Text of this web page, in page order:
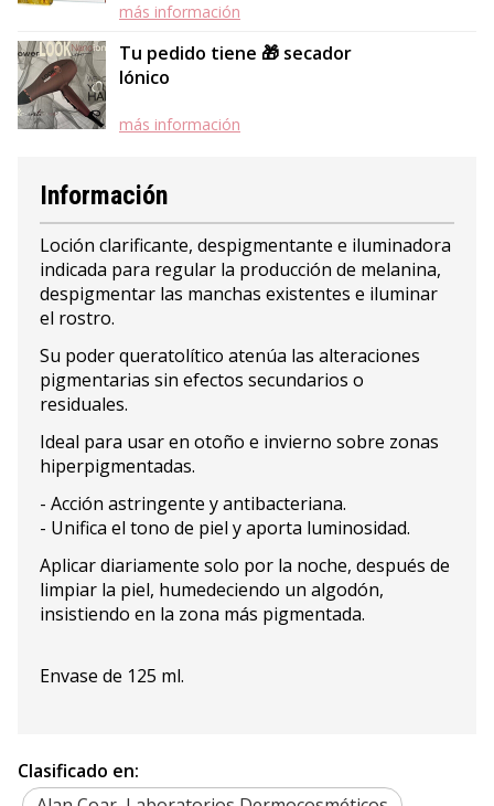
más información
Tu pedido tiene 🎁 secador
Iónico
más información
Información
Loción clarificante, despigmentante e iluminadora
indicada para regular la producción de melanina,
despigmentar las manchas existentes e iluminar
el rostro.
Su poder queratolítico atenúa las alteraciones
pigmentarias sin efectos secundarios o
residuales.
Ideal para usar en otoño e invierno sobre zonas
hiperpigmentadas.
- Acción astringente y antibacteriana.
- Unifica el tono de piel y aporta luminosidad.
Aplicar diariamente solo por la noche, después de
limpiar la piel, humedeciendo un algodón,
insistiendo en la zona más pigmentada.
Envase de 125 ml.
Clasificado en: